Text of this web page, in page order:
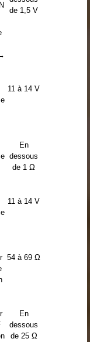
de 1,5 V
11 à 14 V
En
dessous
de 1 Ω
11 à 14 V
54 à 69 Ω
En
dessous
de 25 Ω